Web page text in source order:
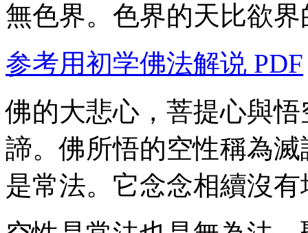
無色界。色界的天比欲
参考用初学佛法解说 PDF
佛的大悲心，菩提心與
諦。佛所悟的空性稱為
是常法。它念念相續沒